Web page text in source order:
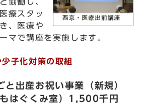
療スタッ
、医療や
マで講座を実施します。
子化対策の取組
出産お祝い事業（新規）
もはぐくみ室）1,500千円